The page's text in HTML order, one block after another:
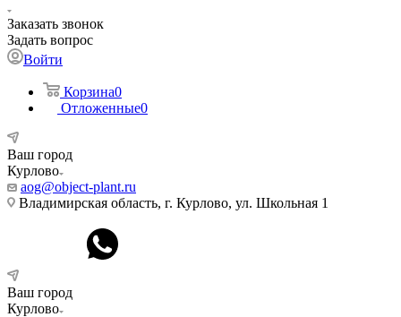
Заказать звонок
Задать вопрос
Войти
Корзина0
Отложенные0
Ваш город
Курлово
aog@object-plant.ru
Владимирская область, г. Курлово, ул. Школьная 1
Ваш город
Курлово